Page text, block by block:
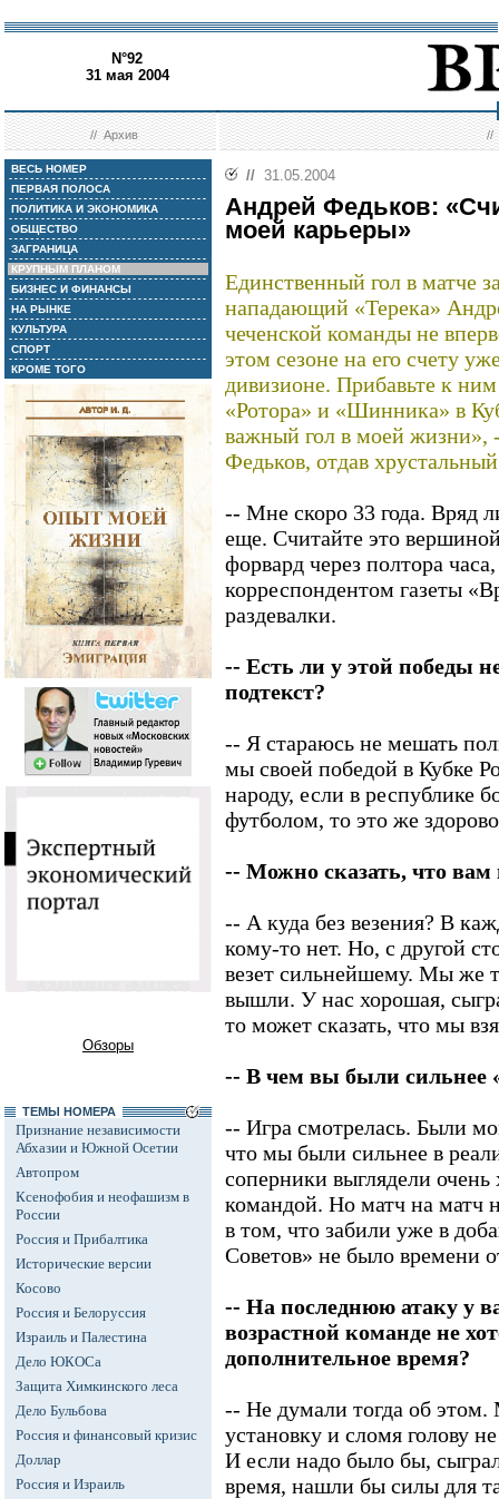
N°92
31 мая 2004
//Архив //
ВЕСЬ НОМЕР
ПЕРВАЯ ПОЛОСА
ПОЛИТИКА И ЭКОНОМИКА
ОБЩЕСТВО
ЗАГРАНИЦА
КРУПНЫМ ПЛАНОМ
БИЗНЕС И ФИНАНСЫ
НА РЫНКЕ
КУЛЬТУРА
СПОРТ
КРОМЕ ТОГО
Обзоры
ТЕМЫ НОМЕРА
Признание независимости
Абхазии и Южной Осетии
Автопром
Ксенофобия и неофашизм в
России
Россия и Прибалтика
Исторические версии
Косово
Россия и Белоруссия
Израиль и Палестина
Дело ЮКОСа
Защита Химкинского леса
Дело Бульбова
Россия и финансовый кризис
Доллар
Россия и Израиль
// 31.05.2004
Андрей Федьков:
моей карьеры»
Единственный гол в матче
нападающий «Терека»
чеченской команды не
этом сезоне на его счету
дивизионе. Прибавьте к
«Ротора» и «Шинника» в
важный гол в моей жизни»,
Федьков, отдав
-- Мне скоро 33 года. Вряд
еще. Считайте это
форвард через полтора
корреспондентом газеты
раздевалки.
-- Есть ли у этой победы
подтекст?
-- Я стараюсь не мешать
мы своей победой в Кубке
народу, если в республике
футболом, то это же
-- Можно сказать, что вам
-- А куда без везения? В
кому-то нет. Но, с другой
везет сильнейшему. Мы же
вышли. У нас хорошая,
то может сказать, что мы
-- В чем вы были сильнее
-- Игра смотрелась. Были
что мы были сильнее в
соперники выглядели
командой. Но матч на матч
в том, что забили уже в
Советов» не было времени
-- На последнюю атаку у
возрастной команде не
дополнительное время?
-- Не думали тогда об
установку и сломя голову
И если надо было бы,
время, нашли бы силы для